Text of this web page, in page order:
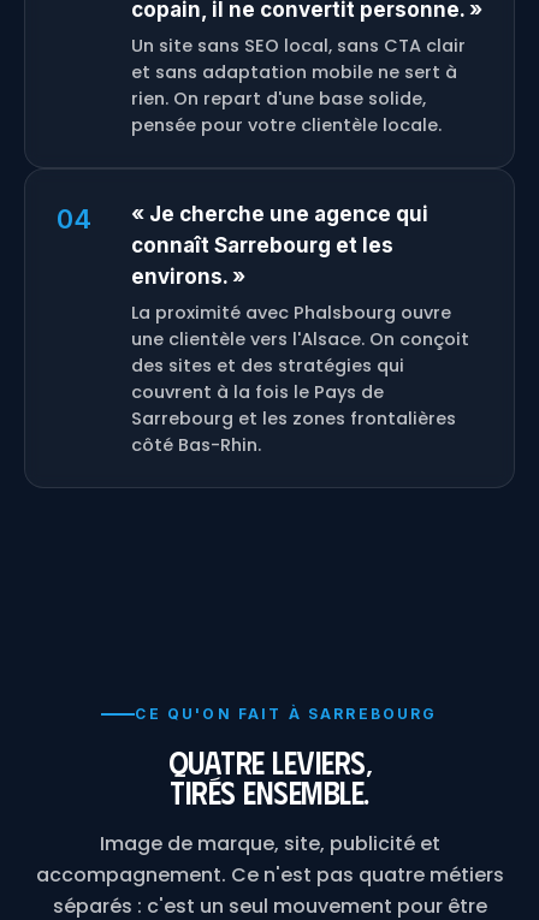
copain, il ne convertit personne. »
Un site sans SEO local, sans CTA clair
et sans adaptation mobile ne sert à
rien. On repart d'une base solide,
pensée pour votre clientèle locale.
04
« Je cherche une agence qui
connaît Sarrebourg et les
environs. »
La proximité avec Phalsbourg ouvre
une clientèle vers l'Alsace. On conçoit
des sites et des stratégies qui
couvrent à la fois le Pays de
Sarrebourg et les zones frontalières
côté Bas-Rhin.
CE QU'ON FAIT À SARREBOURG
Quatre leviers,
tirés ensemble.
Image de marque, site, publicité et
accompagnement. Ce n'est pas quatre métiers
séparés : c'est un seul mouvement pour être